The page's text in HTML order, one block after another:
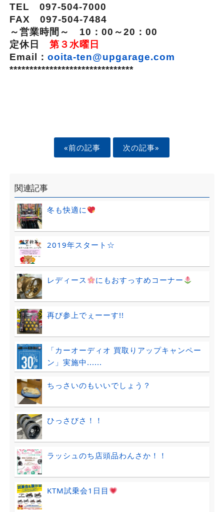
TEL 097-504-7000
FAX 097-504-7484
～営業時間～ 10：00～20：00
定休日 第３水曜日
Email： ooita-ten@upgarage.com
*******************************
«前の記事 次の記事»
関連記事
冬も快適に
2019年スタート☆
レディース にもおすっすめコーナー
再び参上でぇーーす!!
「カーオーディオ 買取りアップキャンペー
ン」実施中......
ちっさいのもいいでしょう？
ひっさびさ！！
ラッシュのち店頭品わんさか！！
KTM試乗会1日目